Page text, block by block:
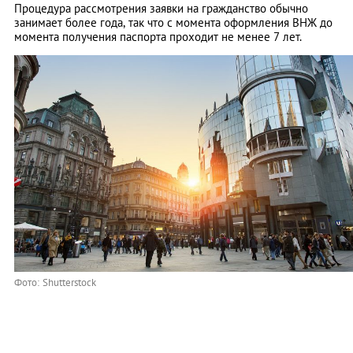
Процедура рассмотрения заявки на гражданство обычно
занимает более года, так что с момента оформления ВНЖ до
момента получения паспорта проходит не менее 7 лет.
Фото: Shutterstock